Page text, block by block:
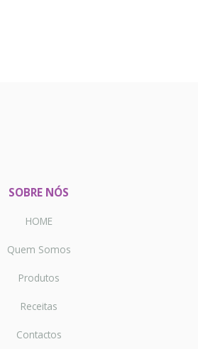
SOBRE NÓS
HOME
Quem Somos
Produtos
Receitas
Contactos